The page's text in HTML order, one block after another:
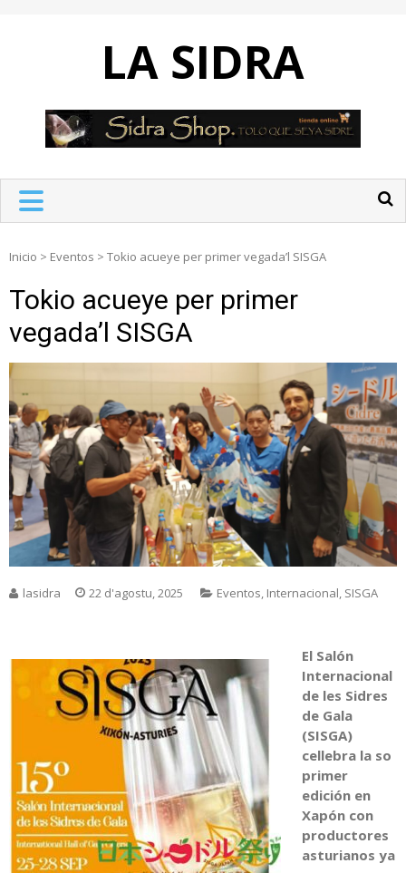
LA SIDRA
Inicio > Eventos > Tokio acueye per primer vegada’l SISGA
Tokio acueye per primer
vegada’l SISGA
lasidra 22 d'agostu, 2025 Eventos, Internacional, SISGA
El Salón
Internacional
de les Sidres
de Gala
(SISGA)
cellebra la so
primer
edición en
Xapón con
productores
asturianos ya